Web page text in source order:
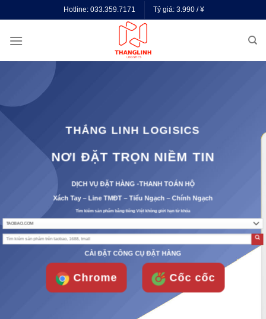
to
content
Hotline: 033.359.7171 Tỷ giá: 3.990 / ¥
THẮNG LINH LOGISICS
NƠI ĐẶT TRỌN NIỀM TIN
DỊCH VỤ ĐẶT HÀNG -THANH TOÁN HỘ
Xách Tay – Line TMĐT – Tiểu Ngạch – Chính Ngạch
Tìm kiếm sản phẩm bằng tiếng Việt không giới hạn từ khóa
CÀI ĐẶT CÔNG CỤ ĐẶT HÀNG
Chrome Cốc cốc